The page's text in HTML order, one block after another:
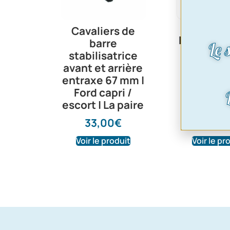
Cavaliers de
barre
stabilisatrice
avant et arrière
entraxe 67 mm |
Ford capri /
escort | La paire
33,00€
Voir le produit
Kit
de voie
(20 mm
Voir le
Le